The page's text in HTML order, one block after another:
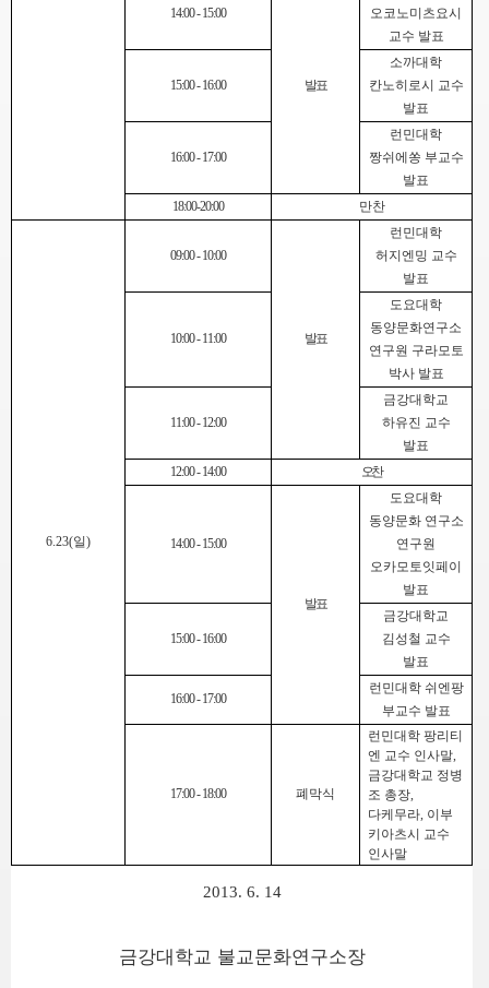
14:00 - 15:00
발표
오코노미츠요시
교수 발표
15:00 - 16:00
소까대학
칸노히로시 교수
발표
16:00 - 17:00
런민대학
짱쉬에쏭 부교수
발표
18:00-20:00
만찬
6.23(일)
09:00 - 10:00
발표
런민대학
허지엔밍 교수
발표
10:00 - 11:00
도요대학
동양문화연구소
연구원 구라모토
박사 발표
11:00 - 12:00
금강대학교
하유진 교수
발표
12:00 - 14:00
오찬
14:00 - 15:00
발표
도요대학
동양문화 연구소
연구원
오카모토잇페이
발표
15:00 - 16:00
금강대학교
김성철 교수
발표
16:00 - 17:00
런민대학 쉬엔팡
부교수 발표
17:00 - 18:00 폐막식
런민대학 팡리티
엔 교수 인사말,
금강대학교 정병
조 총장,
다케무라, 이부
키아츠시 교수
인사말
2013. 6. 14
금강대학교 불교문화연구소장